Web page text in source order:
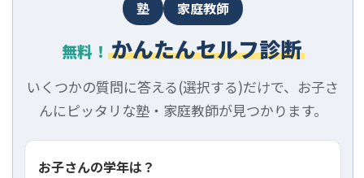
塾 家庭教師
無料！ かんたんセルフ診断
いくつかの質問に答える(選択する)だけで、お子さ
んにピッタリな塾・家庭教師が見つかります。
お子さんの学年は？